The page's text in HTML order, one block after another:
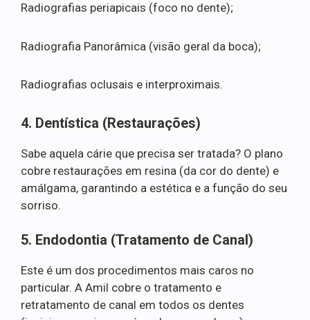
Radiografias periapicais (foco no dente);
Radiografia Panorâmica (visão geral da boca);
Radiografias oclusais e interproximais.
4. Dentística (Restaurações)
Sabe aquela cárie que precisa ser tratada? O plano
cobre restaurações em resina (da cor do dente) e
amálgama, garantindo a estética e a função do seu
sorriso.
5. Endodontia (Tratamento de Canal)
Este é um dos procedimentos mais caros no
particular. A Amil cobre o tratamento e
retratamento de canal em todos os dentes